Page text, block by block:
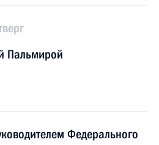
Пальмирой
Федерального